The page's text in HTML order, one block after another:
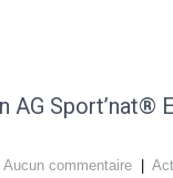
AG Sport’nat®
Aucun commentaire